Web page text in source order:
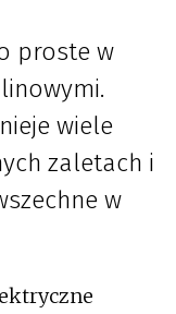
proste w
wiele
zaletach i
w